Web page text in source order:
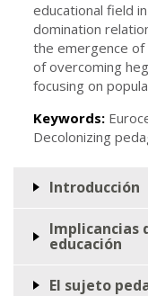
educational field
domination
the emergence of
of overcoming
focusing on
Keywords:
Decolonizing
Introducción
Implicancias
educación
El sujeto